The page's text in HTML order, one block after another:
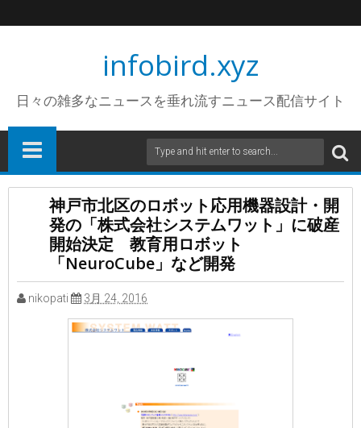
infobird.xyz
日々の雑多なニュースを垂れ流すニュース配信サイト
神戸市北区のロボット応用機器設計・開
発の「株式会社システムワット」に破産
開始決定 教育用ロボット
「NeuroCube」など開発
nikopati 3月 24, 2016